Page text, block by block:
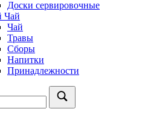
Доски сервировочные
Чай
Чай
Травы
Сборы
Напитки
Принадлежности